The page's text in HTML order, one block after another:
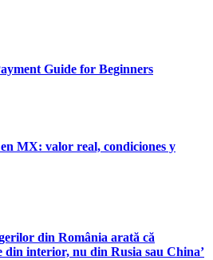
Guide for Beginners
MX: valor real, condiciones y
din România arată că
din interior, nu din Rusia sau China’